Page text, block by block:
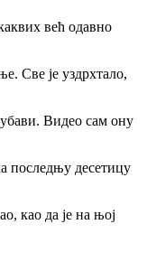
већ одавно
Све је уздрхтало,
Видео сам ону
последњу десетицу
као да је на њој